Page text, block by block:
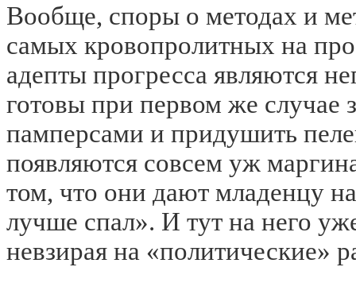
Вообще, споры о методах и
самых кровопролитных на
адепты прогресса являются
готовы при первом же случае
памперсами и придушить
появляются совсем уж
том, что они дают младенцу
лучше спал». И тут на него
невзирая на «политические»